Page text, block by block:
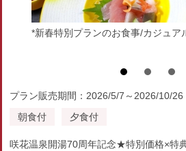
*新春特別プランのお食事/カジュア
プラン販売期間：2026/5/7～2026/10/26
朝食付
夕食付
咲花温泉開湯70周年記念★特別価格×特